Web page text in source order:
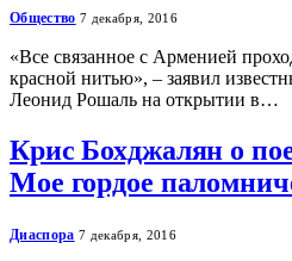
Общество 7 декабря, 2016
«Все связанное с Арменией
красной нитью», – заявил
Леонид Рошаль на открытии в…
Крис Бохджалян о
Мое гордое
Диаспора 7 декабря, 2016